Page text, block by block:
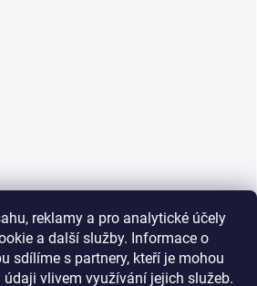
reklamy a pro analytické účely
a další služby. Informace o
sdílíme s partnery, kteří je mohou
vlivem využívání jejich služeb.